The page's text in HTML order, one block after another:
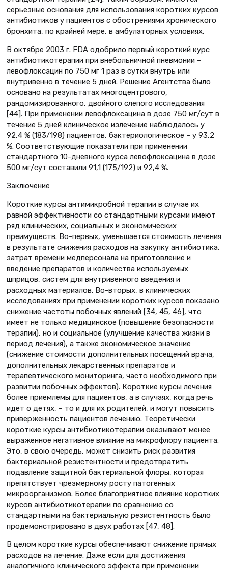
серьезные основания для использования коротких курсов
антибиотиков у пациентов с обострениями хронического
бронхита, по крайней мере, в амбулаторных условиях.
В октябре 2003 г. FDA одобрило первый короткий курс
антибиотикотерапии при внебольничной пневмонии –
левофлоксацин по 750 мг 1 раз в сутки внутрь или
внутривенно в течение 5 дней. Решение Агентства было
основано на результатах многоцентрового,
рандомизированного, двойного слепого исследования
[44]. При применении левофлоксацина в дозе 750 мг/сут в
течение 5 дней клиническое излечение наблюдалось у
92,4 % (183/198) пациентов, бактериологическое – у 93,2
%. Соответствующие показатели при применении
стандартного 10-дневного курса левофлоксацина в дозе
500 мг/сут составили 91,1 (175/192) и 92,4 %.
Заключение
Короткие курсы антимикробной терапии в случае их
равной эффективности со стандартными курсами имеют
ряд клинических, социальных и экономических
преимуществ. Во-первых, уменьшается стоимость лечения
в результате снижения расходов на закупку антибиотика,
затрат времени медперсонала на приготовление и
введение препаратов и количества используемых
шприцов, систем для внутривенного введения и
расходных материалов. Во-вторых, в клинических
исследованиях при применении коротких курсов показано
снижение частоты побочных явлений [34, 45, 46], что
имеет не только медицинское (повышение безопасности
терапии), но и социальное (улучшение качества жизни в
период лечения), а также экономическое значение
(снижение стоимости дополнительных посещений врача,
дополнительных лекарственных препаратов и
терапевтического мониторинга, часто необходимого при
развитии побочных эффектов). Короткие курсы лечения
более приемлемы для пациентов, а в случаях, когда речь
идет о детях, – то и для их родителей, и могут повысить
приверженность пациентов лечению. Теоретически
короткие курсы антибиотикотерапии оказывают менее
выраженное негативное влияние на микрофлору пациента.
Это, в свою очередь, может снизить риск развития
бактериальной резистентности и предотвратить
подавление защитной бактериальной флоры, которая
препятствует чрезмерному росту патогенных
микроорганизмов. Более благоприятное влияние коротких
курсов антибиотикотерапии по сравнению со
стандартными на бактериальную резистентность было
продемонстрировано в двух работах [47, 48].
В целом короткие курсы обеспечивают снижение прямых
расходов на лечение. Даже если для достижения
аналогичного клинического эффекта при применении